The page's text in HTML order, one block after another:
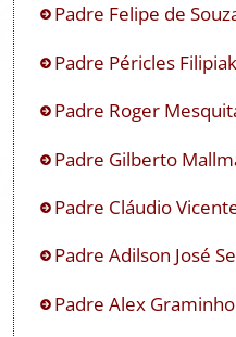
Padre Felipe de
Padre Péricles
Padre Roger
Padre Gilberto
Padre Cláudio
Padre Adilson José
Padre Alex